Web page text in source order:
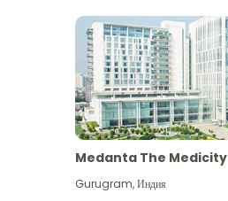
Medanta The Medicity
Gurugram,Индия